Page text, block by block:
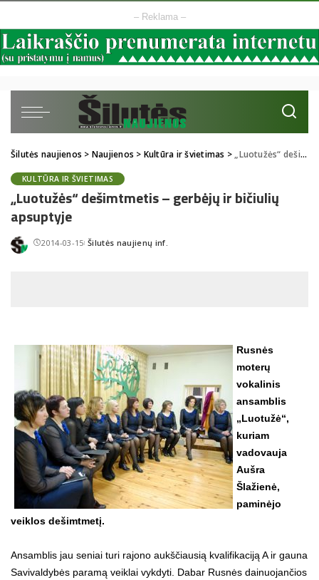
– Reklama –
Šilutės naujienos > Naujienos > Kultūra ir švietimas > „Luotužės“ dešimtmetis – gerbėjų ir bičiulių apsuptyje
KULTŪRA IR ŠVIETIMAS
„Luotužės“ dešimtmetis – gerbėjų ir bičiulių
apsuptyje
2014-03-15Posted
Šilutės naujienų inf.
Rusnės
moterų
vokalinis
ansamblis
„Luotužė“,
kuriam
vadovauja
Aušra
Šlažienė,
paminėjo
veiklos dešimtmetį.
Ansamblis jau seniai turi rajono aukščiausią kvalifikaciją A ir gauna
Savivaldybės paramą veiklai vykdyti. Dabar Rusnės dainuojančios